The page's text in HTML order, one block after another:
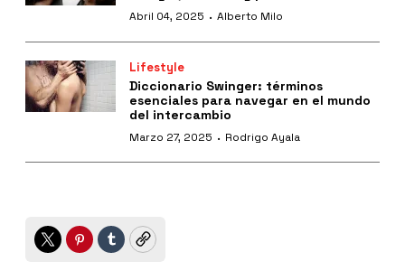
Abril 04, 2025 · Alberto Milo
Lifestyle
Diccionario Swinger: términos
esenciales para navegar en el mundo
del intercambio
Marzo 27, 2025 · Rodrigo Ayala
TwitterPinterest
TumblrCopy